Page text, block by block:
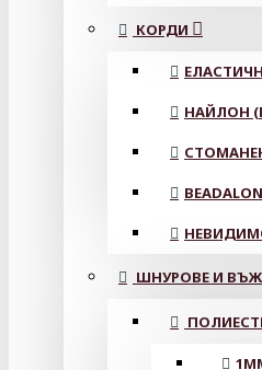
КОРДИ
НАЙЛОН
ШНУРОВЕ И